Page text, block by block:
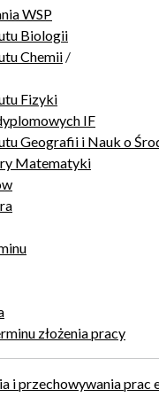
WSP
Biologii
Chemii /
Fizyki
IF
Geografii i Nauk o
Matematyki
złożenia pracy
i przechowywania prac